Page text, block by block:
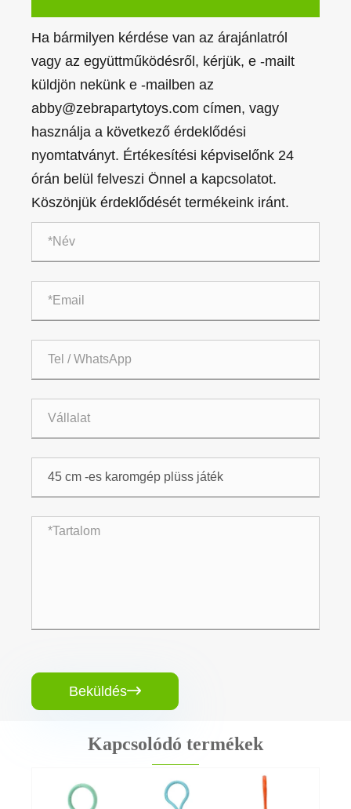
Ha bármilyen kérdése van az árajánlatról
vagy az együttműködésről, kérjük, e -mailt
küldjön nekünk e -mailben az
abby@zebrapartytoys.com címen, vagy
használja a következő érdeklődési
nyomtatványt. Értékesítési képviselőnk 24
órán belül felveszi Önnel a kapcsolatot.
Köszönjük érdeklődését termékeink iránt.
Beküldés
Kapcsolódó termékek